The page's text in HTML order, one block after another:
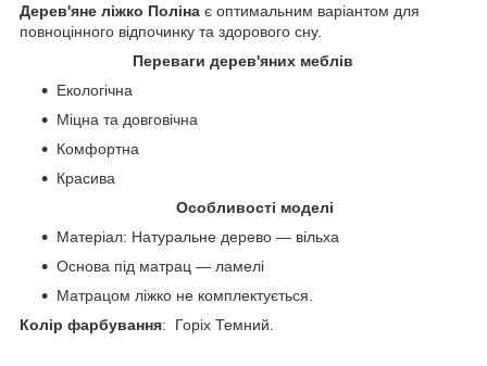
Дерев'яне ліжко Поліна є оптимальним варіантом для
повноцінного відпочинку та здорового сну.
Переваги дерев'яних меблів
Екологічна
Міцна та довговічна
Комфортна
Красива
Особливості моделі
Матеріал: Натуральне дерево — вільха
Основа під матрац — ламелі
Матрацом ліжко не комплектується.
Колір фарбування: Горіх Темний.